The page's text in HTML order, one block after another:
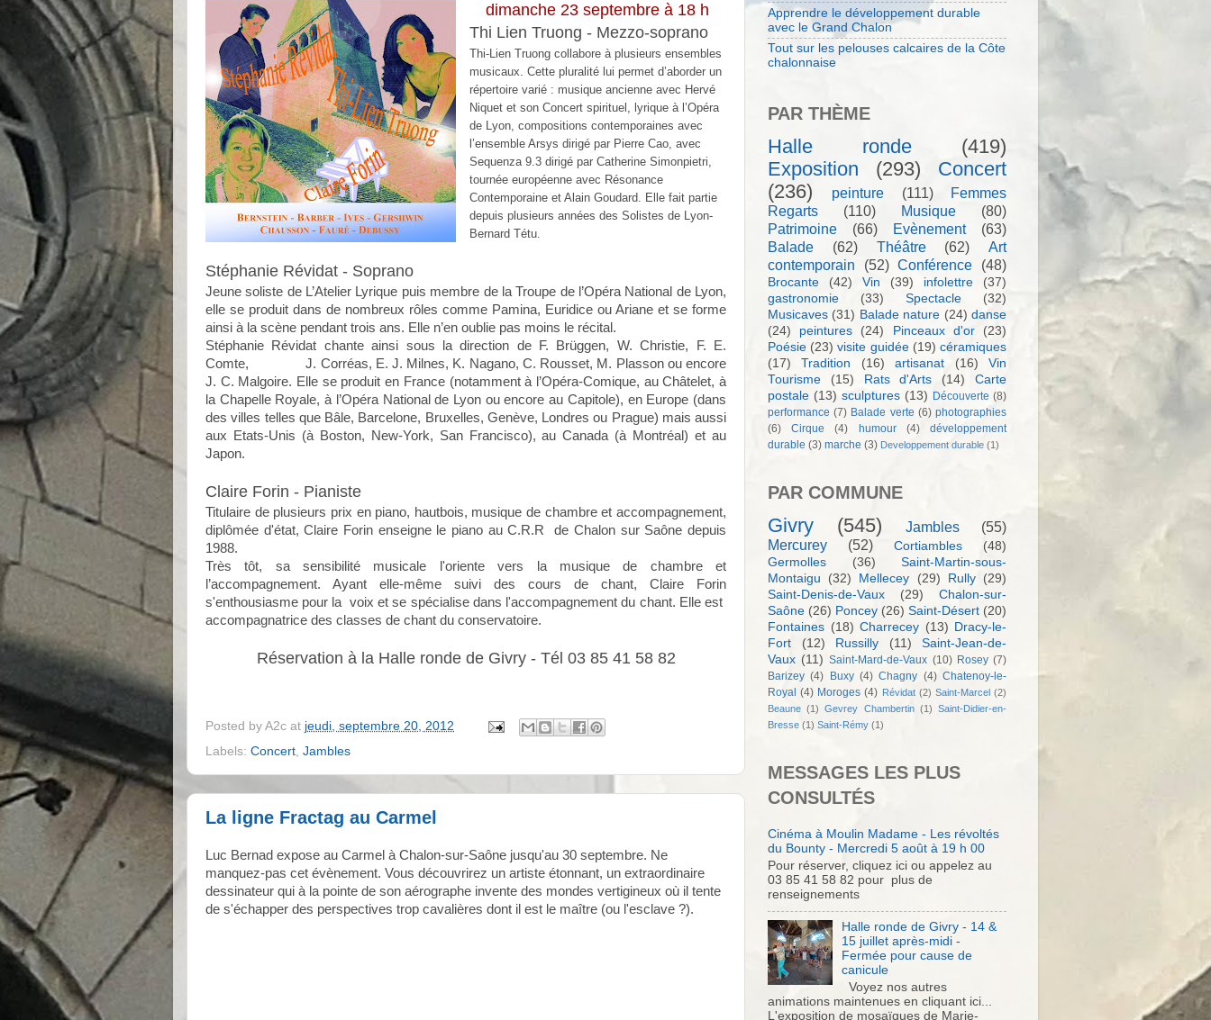
dimanche 23 septembre à 18 h
Thi Lien Truong - Mezzo-soprano
Thi-Lien Truong collabore à plusieurs ensembles
musicaux. Cette pluralité lui permet d’aborder un
répertoire varié : musique ancienne avec Hervé
Niquet et son Concert spirituel, lyrique à l’Opéra
de Lyon, compositions contemporaines avec
l’ensemble Arsys dirigé par Pierre Cao, avec
Sequenza 9.3 dirigé par Catherine Simonpietri,
tournée européenne avec Résonance
Contemporaine et Alain Goudard. Elle fait partie
depuis plusieurs années des Solistes de Lyon-
Bernard Tétu.
Stéphanie Révidat - Soprano
Jeune soliste de L’Atelier Lyrique puis membre de la Troupe de l’Opéra National de Lyon,
elle se produit dans de nombreux rôles comme Pamina, Euridice ou Ariane et se forme
ainsi à la scène pendant trois ans. Elle n’en oublie pas moins le récital.
Stéphanie Révidat chante ainsi sous la direction de F. Brüggen, W. Christie, F. E.
Comte, J. Corréas, E. J. Milnes, K. Nagano, C. Rousset, M. Plasson ou encore
J. C. Malgoire. Elle se produit en France (notamment à l’Opéra-Comique, au Châtelet, à
la Chapelle Royale, à l’Opéra National de Lyon ou encore au Capitole), en Europe (dans
des villes telles que Bâle, Barcelone, Bruxelles, Genève, Londres ou Prague) mais aussi
aux Etats-Unis (à Boston, New-York, San Francisco), au Canada (à Montréal) et au
Japon.
Claire Forin - Pianiste
Titulaire de plusieurs prix en piano, hautbois, musique de chambre et accompagnement,
diplômée d'état, Claire Forin enseigne le piano au C.R.R de Chalon sur Saône depuis
1988.
Très tôt, sa sensibilité musicale l'oriente vers la musique de chambre et
l’accompagnement. Ayant elle-même suivi des cours de chant, Claire Forin
s'enthousiasme pour la voix et se spécialise dans l'accompagnement du chant. Elle est
accompagnatrice des classes de chant du conservatoire.
Réservation à la Halle ronde de Givry - Tél 03 85 41 58 82
Posted by A2c at jeudi, septembre 20, 2012
Labels: Concert Jambles
La ligne Fractag au Carmel
Luc Bernad expose au Carmel à Chalon-sur-Saône jusqu'au 30 septembre. Ne
manquez-pas cet évènement. Vous découvrirez un artiste étonnant, un extraordinaire
dessinateur qui à la pointe de son aérographe invente des mondes vertigineux où il tente
de s'échapper des perspectives trop cavalières dont il est le maître (ou l'esclave ?).
Apprendre le développement durable
avec le Grand Chalon
Tout sur les pelouses calcaires de la Côte
chalonnaise
PAR THÈME
Halle ronde
(419)
Exposition
(293)
Concert
(236)
peinture (111)
Femmes
Regarts
(110) Musique
(80)
Patrimoine
(66) Evènement
(63)
Balade
(62) Théâtre (62)
Art
contemporain
(52) Conférence (48)
Brocante (42) Vin (39) infolettre
(37)
gastronomie
(33) Spectacle
(32)
Musicaves (31) Balade nature (24) danse
(24)
peintures (24) Pinceaux d'or
(23)
Poésie (23) visite guidée (19) céramiques
(17)
Tradition (16) artisanat (16)
Vin
Tourisme
(15) Rats d'Arts (14)
Carte
postale (13) sculptures (13) Découverte (8)
performance (7) Balade verte (6) photographies
(6)
Cirque (4) humour (4)
développement
durable (3) marche (3) Developpement durable (1)
PAR COMMUNE
Givry (545) Jambles
(55)
Mercurey
(52) Cortiambles
(48)
Germolles
(36)
Saint-Martin-sous-
Montaigu
(32) Mellecey (29) Rully
(29)
Saint-Denis-de-Vaux
(29)
Chalon-sur-
Saône (26) Poncey (26) Saint-Désert (20)
Fontaines (18) Charrecey (13) Dracy-le-
Fort
(12) Russilly (11)
Saint-Jean-de-
Vaux (11) Saint-Mard-de-Vaux (10) Rosey (7)
Barizey (4) Buxy (4) Chagny (4) Chatenoy-le-
Royal (4) Moroges (4) Révidat (2) Saint-Marcel (2)
Beaune (1) Gevrey Chambertin (1) Saint-Didier-en-
Bresse (1) Saint-Rémy (1)
MESSAGES LES PLUS
CONSULTÉS
Cinéma à Moulin Madame - Les révoltés
du Bounty - Mercredi 5 août à 19 h 00
Pour réserver, cliquez ici ou appelez au
03 85 41 58 82 pour plus de
renseignements
Halle ronde de Givry - 14 &
15 juillet après-midi -
Fermée pour cause de
canicule
Voyez nos autres
animations maintenues en cliquant ici...
L'exposition de mosaïques de Marie-